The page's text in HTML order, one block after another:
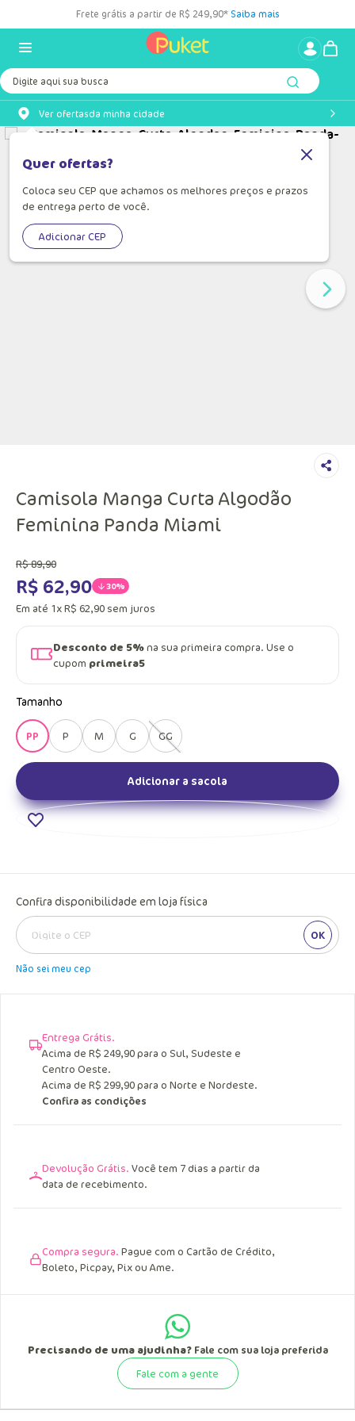
Frete grátis a partir de R$ 249,90* Saiba mais
Digite aqui sua busca
Ver ofertasda minha cidade
Quer ofertas?
Coloca seu CEP que achamos os melhores preços e prazos
de entrega perto de você.
Adicionar CEP
Camisola Manga Curta Algodão
Feminina Panda Miami
R$89,90
R$ 62,90 30%
Em até 1xR$ 62,90 sem juros
Desconto de 5%na sua primeira compra. Use o
cupom primeira5
Tamanho
PP P M G GG
Adicionar a sacola
Confira disponibilidade em loja física
Entrega Grátis.
Acima de R$ 249,90 para o Sul, Sudeste e
Centro Oeste.
Precisando de uma ajudinha?Fale com sua loja preferida